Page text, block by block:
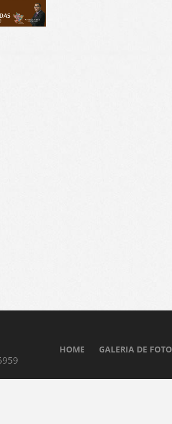
HOME GALERIA DE